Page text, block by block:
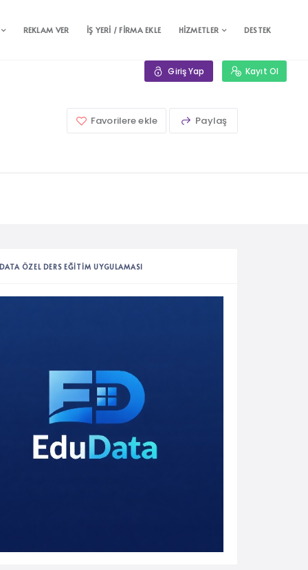
REKLAM VER İŞ YERİ / FİRMA EKLE HİZMETLER DESTEK
Giriş Yap Kayıt Ol
Favorilere ekle Paylaş
ÖZEL DERS EĞITIM UYGULAMASI